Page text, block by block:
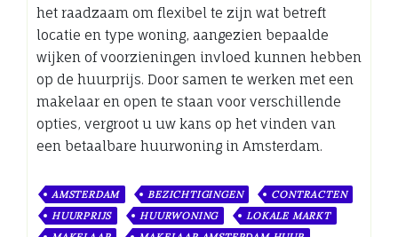
het raadzaam om flexibel te zijn wat betreft
locatie en type woning, aangezien bepaalde
wijken of voorzieningen invloed kunnen hebben
op de huurprijs. Door samen te werken met een
makelaar en open te staan voor verschillende
opties, vergroot u uw kans op het vinden van
een betaalbare huurwoning in Amsterdam.
AMSTERDAM BEZICHTIGINGEN
CONTRACTEN
HUURPRIJS
HUURWONING
LOKALE MARKT